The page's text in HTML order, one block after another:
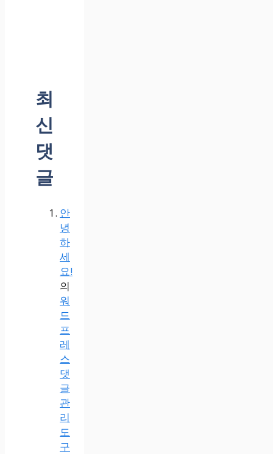
최
신
댓
글
안
녕
하
세
요!
의
워
드
프
레
스
댓
글
관
리
도
구